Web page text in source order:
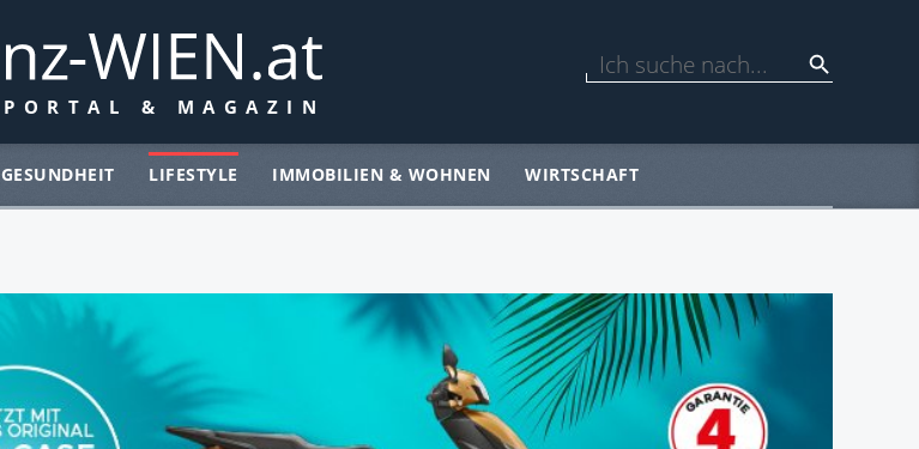
GESUNDHEIT LIFESTYLE IMMOBILIEN & WOHNEN WIRTSCHAFT